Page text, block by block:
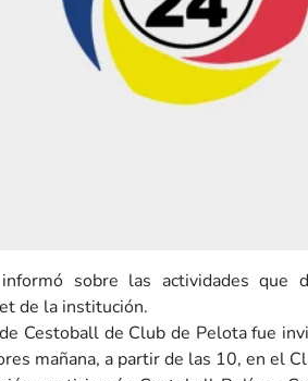
sobre las actividades que
de la institución.
Cestoball de Club de Pelota fue
mañana, a partir de las 10, en el